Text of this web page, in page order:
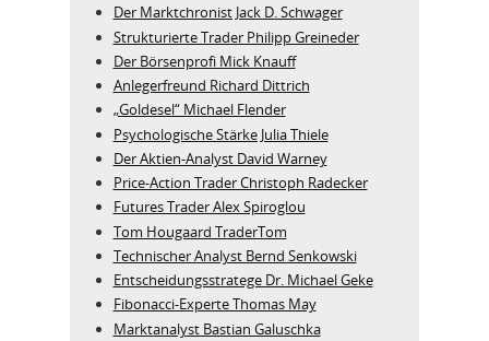
Der Marktchronist Jack D. Schwager
Strukturierte Trader Philipp Greineder
Der Börsenprofi Mick Knauff
Anlegerfreund Richard Dittrich
„Goldesel“ Michael Flender
Psychologische Stärke Julia Thiele
Der Aktien-Analyst David Warney
Price-Action Trader Christoph Radecker
Futures Trader Alex Spiroglou
Tom Hougaard TraderTom
Technischer Analyst Bernd Senkowski
Entscheidungsstratege Dr. Michael Geke
Fibonacci-Experte Thomas May
Marktanalyst Bastian Galuschka